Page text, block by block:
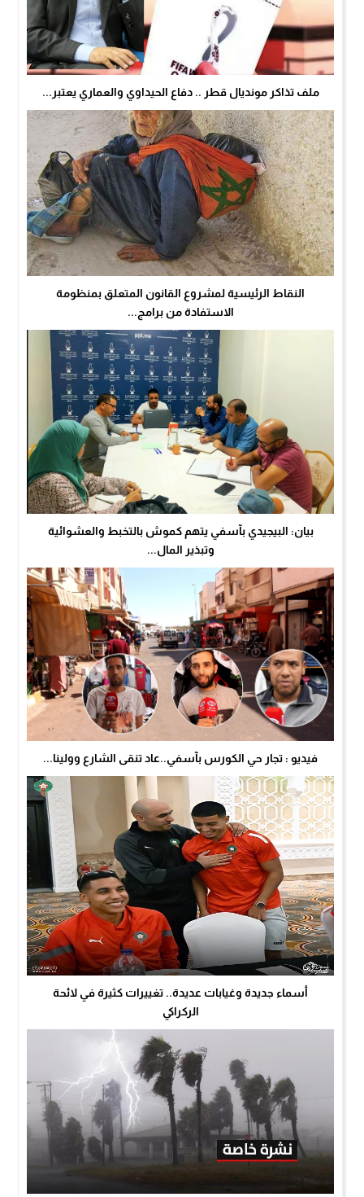
ملف تذاكر مونديال قطر .. دفاع الحيداوي والعماري يعتبر...
النقاط الرئيسية لمشروع القانون المتعلق بمنظومة
الاستفادة من برامج...
بيان: البيجيدي بآسفي يتهم كموش بالتخبط والعشوائية
وتبذير المال...
فيديو : تجار حي الكورس بآسفي..عاد تنقى الشارع وولينا...
أسماء جديدة وغيابات عديدة.. تغييرات كثيرة في لائحة
الركراكي